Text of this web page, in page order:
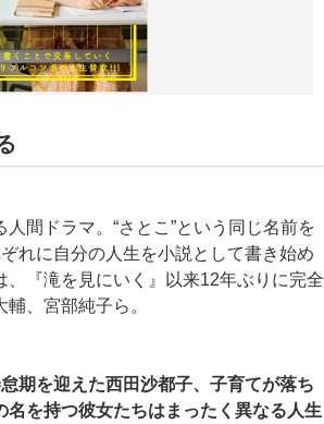
間ドラマ。“さとこ”という同じ名前を
れに自分の人生を小説として書き始め
『滝を見にいく』以来12年ぶりに完全
、宮部純子ら。
期を迎えた西田沙都子、子育てが落ち
を持つ彼女たちはまったく異なる人生